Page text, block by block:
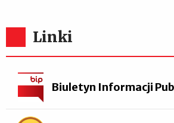
Linki
Biuletyn Informacji